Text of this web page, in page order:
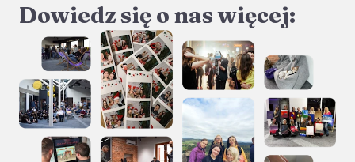
Dowiedz się o nas więcej: